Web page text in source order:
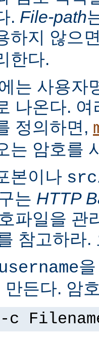
. File-path
하지 않으
한다.
는 사용자
나온다.
정의하면,
는 암호를
본이나
는 HTTP
파일을 관
참고하라.
username
만든다. 암
c